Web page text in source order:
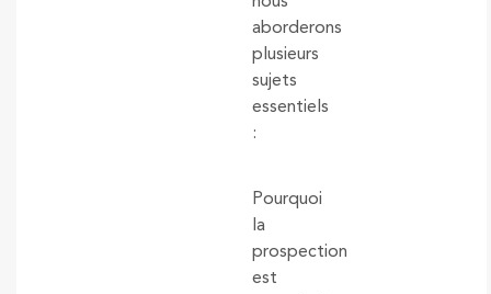
aborderons
plusieurs
sujets
essentiels
:
Pourquoi
la
prospection
est